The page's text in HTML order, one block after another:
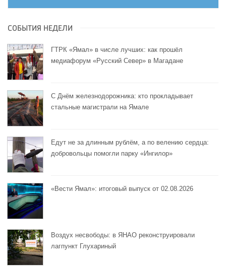
СОБЫТИЯ НЕДЕЛИ
ГТРК «Ямал» в числе лучших: как прошёл
медиафорум «Русский Север» в Магадане
С Днём железнодорожника: кто прокладывает
стальные магистрали на Ямале
Едут не за длинным рублём, а по велению сердца:
добровольцы помогли парку «Ингилор»
«Вести Ямал»: итоговый выпуск от 02.08.2026
Воздух несвободы: в ЯНАО реконструировали
лагпункт Глухариный